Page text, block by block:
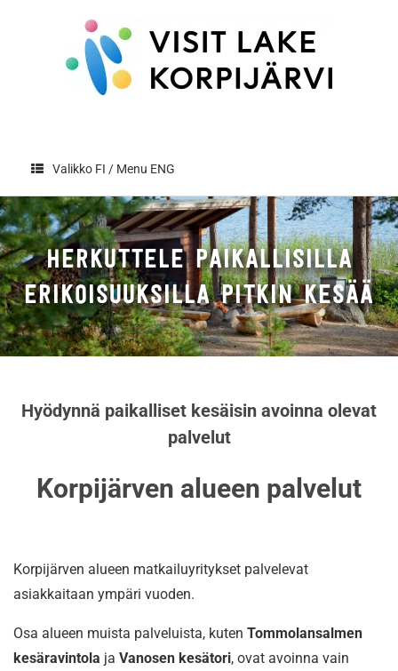
Valikko FI / Menu ENG
HERKUTTELE PAIKALLISILLA
ERIKOISUUKSILLA PITKIN KESÄÄ
Hyödynnä paikalliset kesäisin avoinna olevat
palvelut
Korpijärven alueen palvelut
Korpijärven alueen matkailuyritykset palvelevat
asiakkaitaan ympäri vuoden.
Osa alueen muista palveluista, kuten Tommolansalmen
kesäravintola ja Vanosen kesätori, ovat avoinna vain